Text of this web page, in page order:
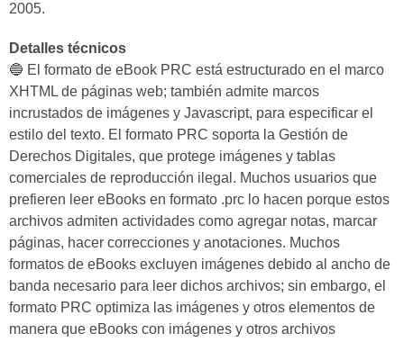
2005.
Detalles técnicos
🔵 El formato de eBook PRC está estructurado en el marco
XHTML de páginas web; también admite marcos
incrustados de imágenes y Javascript, para especificar el
estilo del texto. El formato PRC soporta la Gestión de
Derechos Digitales, que protege imágenes y tablas
comerciales de reproducción ilegal. Muchos usuarios que
prefieren leer eBooks en formato .prc lo hacen porque estos
archivos admiten actividades como agregar notas, marcar
páginas, hacer correcciones y anotaciones. Muchos
formatos de eBooks excluyen imágenes debido al ancho de
banda necesario para leer dichos archivos; sin embargo, el
formato PRC optimiza las imágenes y otros elementos de
manera que eBooks con imágenes y otros archivos